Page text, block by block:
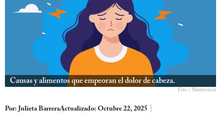
Causas y alimentos que empeoran el dolor de cabeza.
Foto | Shutterstock
Por: Julieta BarreraActualizado: Octubre 22, 2025